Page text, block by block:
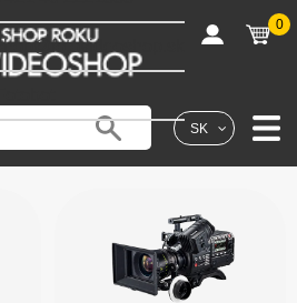
SK
shop@fotovideoshop.sk
0